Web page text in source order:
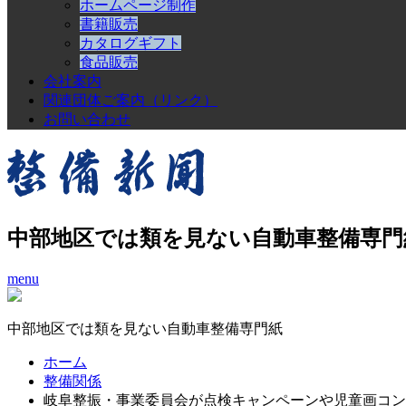
ホームページ制作
書籍販売
カタログギフト
食品販売
会社案内
関連団体ご案内（リンク）
お問い合わせ
中部地区では類を見ない自動車整備専
menu
中部地区では類を見ない自動車整備専門紙
ホーム
整備関係
岐阜整振・事業委員会が点検キャンペーンや児童画コ